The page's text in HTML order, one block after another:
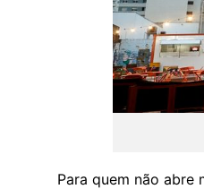
Para quem não abre